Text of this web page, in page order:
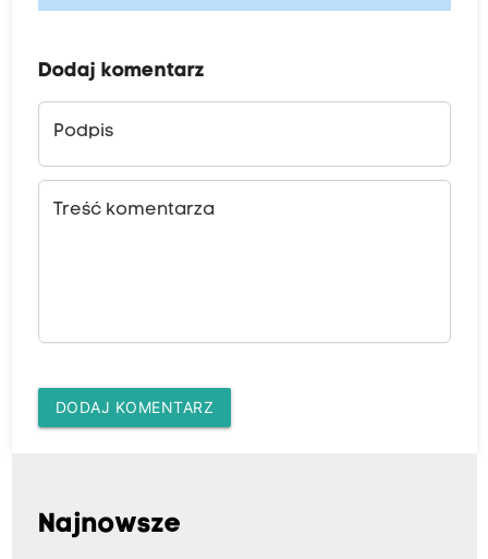
Dodaj komentarz
Podpis
Treść komentarza
DODAJ KOMENTARZ
Najnowsze